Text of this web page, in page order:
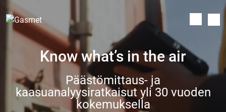
Know what’s in the air
Päästömittaus- ja
kaasuanalyysiratkaisut yli 30 vuoden
kokemuksella